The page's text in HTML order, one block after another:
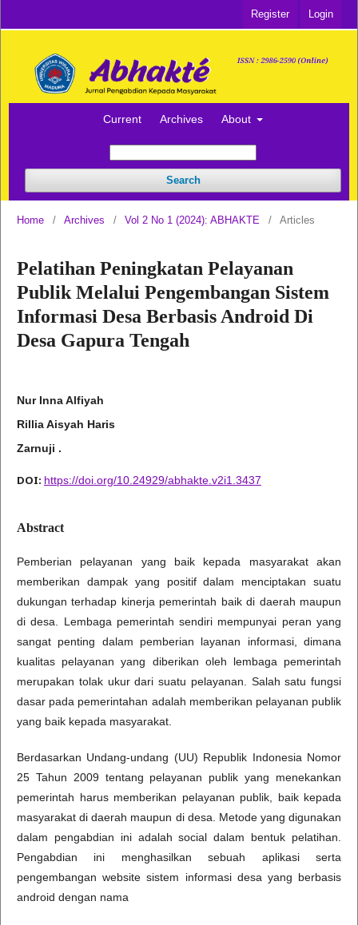
Current Archives About
Search
Register Login
Home / Archives / Vol 2 No 1 (2024): ABHAKTE / Articles
Pelatihan Peningkatan Pelayanan
Publik Melalui Pengembangan Sistem
Informasi Desa Berbasis Android Di
Desa Gapura Tengah
Nur Inna Alfiyah
Rillia Aisyah Haris
Zarnuji .
DOI: https://doi.org/10.24929/abhakte.v2i1.3437
Abstract
Pemberian pelayanan yang baik kepada masyarakat akan
memberikan dampak yang positif dalam menciptakan suatu
dukungan terhadap kinerja pemerintah baik di daerah maupun
di desa. Lembaga pemerintah sendiri mempunyai peran yang
sangat penting dalam pemberian layanan informasi, dimana
kualitas pelayanan yang diberikan oleh lembaga pemerintah
merupakan tolak ukur dari suatu pelayanan. Salah satu fungsi
dasar pada pemerintahan adalah memberikan pelayanan publik
yang baik kepada masyarakat.
Berdasarkan Undang-undang (UU) Republik Indonesia Nomor
25 Tahun 2009 tentang pelayanan publik yang menekankan
pemerintah harus memberikan pelayanan publik, baik kepada
masyarakat di daerah maupun di desa. Metode yang digunakan
dalam pengabdian ini adalah social dalam bentuk pelatihan.
Pengabdian ini menghasilkan sebuah aplikasi serta
pengembangan website sistem informasi desa yang berbasis
android dengan nama